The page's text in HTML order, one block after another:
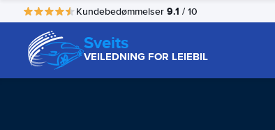
Kundebedømmelser 9.1 / 10
Sveits
VEILEDNING FOR LEIEBIL